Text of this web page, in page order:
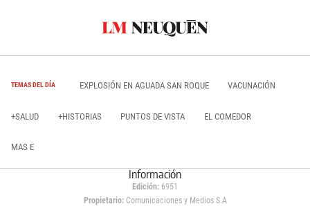
TEMAS DEL DÍA EXPLOSIÓN EN AGUADA SAN ROQUE VACUNACIÓN
+SALUD +HISTORIAS PUNTOS DE VISTA EL COMEDOR
MAS E
Información
Edición: 6951
Propietario:Comunicaciones y Medios S.A